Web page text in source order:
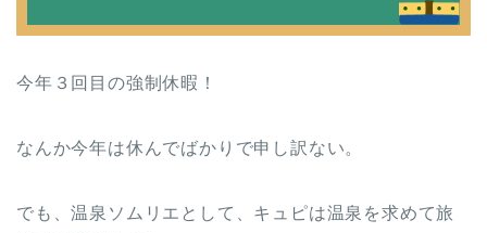
今年３回目の強制休暇！
なんか今年は休んでばかりで申し訳ない。
でも、温泉ソムリエとして、キュピは温泉を求めて旅